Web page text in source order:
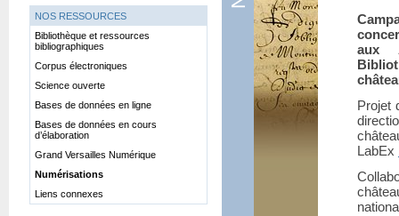
aux
Projet
LabEx
NOS RESSOURCES
Bibliothèque et ressources
bibliographiques
Corpus électroniques
Science ouverte
Bases de données en ligne
Bases de données en cours
d’élaboration
Grand Versailles Numérique
Numérisations
Liens connexes